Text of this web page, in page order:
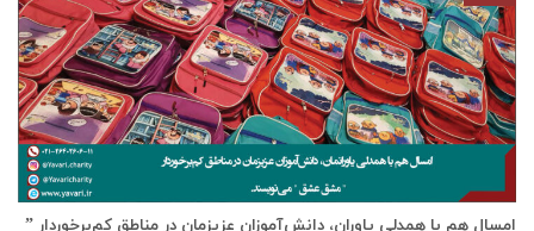
امسال هم با همدلی یاوران، دانش‌آموزان عزیزمان در مناطق کم‌برخوردار ”